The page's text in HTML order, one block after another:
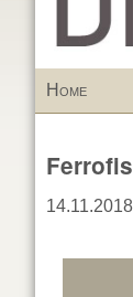
Home
14.11.2018